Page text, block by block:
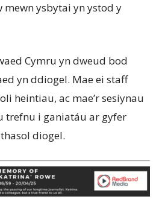
ysbytai yn ystod y
Cymru yn dweud bod
yn ddiogel. Mae ei staff
heintiau, ac mae’r sesiynau
trefnu i ganiatáu ar gyfer
diogel.